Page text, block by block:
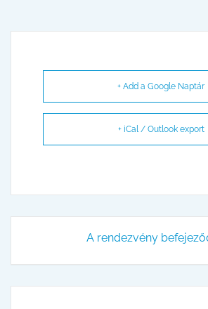
+ Add a Google Naptár
+ iCal / Outlook export
A rendezvény